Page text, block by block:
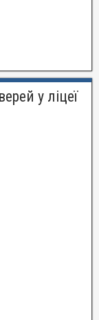
у ліцеї